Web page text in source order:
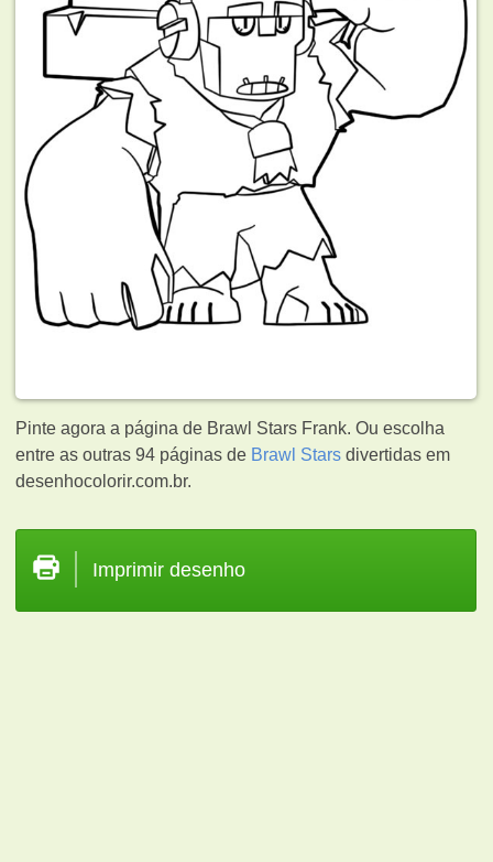
Pinte agora a página de Brawl Stars Frank. Ou escolha
entre as outras 94 páginas de Brawl Stars divertidas em
desenhocolorir.com.br.
Imprimir desenho